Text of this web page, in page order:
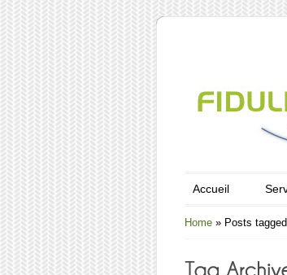
Accueil
Home » Posts